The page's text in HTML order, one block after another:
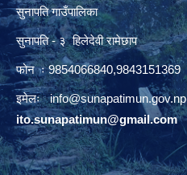
सुनापति गाउँपालिका
सुनापति - ३ हिलेदेवी रामेछाप
फोन ः 9854066840,9843151369
इमेलः info@sunapatimun.gov.np
ito.sunapatimun@gmail.com